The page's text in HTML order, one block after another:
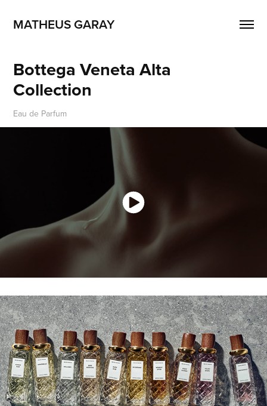
MATHEUS GARAY
Bottega Veneta Alta
Collection
Eau de Parfum